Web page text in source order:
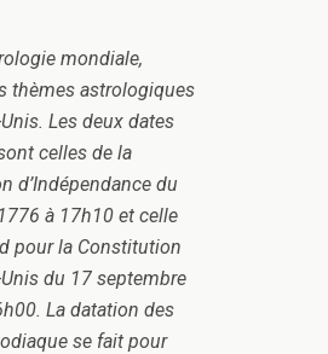
mondiale,
thèmes astrologiques
Les deux dates
celles de la
d’Indépendance du
à 17h10 et celle
pour la Constitution
du 17 septembre
La datation des
se fait pour